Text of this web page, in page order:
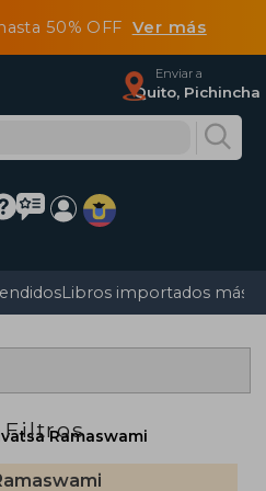
50% OFF Ver más
Enviar a
Quito, Pichincha
Libros importados más
FiltrosRamaswami